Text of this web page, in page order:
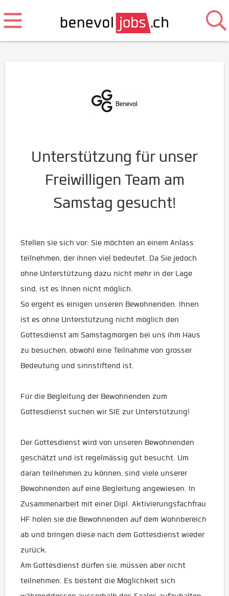
Unterstützung für unser
Freiwilligen Team am
Samstag gesucht!
Stellen sie sich vor: Sie möchten an einem Anlass
teilnehmen, der ihnen viel bedeutet. Da Sie jedoch
ohne Unterstützung dazu nicht mehr in der Lage
sind, ist es Ihnen nicht möglich.
So ergeht es einigen unseren Bewohnenden. Ihnen
ist es ohne Unterstützung nicht möglich den
Gottesdienst am Samstagmorgen bei uns ihm Haus
zu besuchen, obwohl eine Teilnahme von grosser
Bedeutung und sinnstiftend ist.
Für die Begleitung der Bewohnenden zum
Gottesdienst suchen wir SIE zur Unterstützung!
Der Gottesdienst wird von unseren Bewohnenden
geschätzt und ist regelmässig gut besucht. Um
daran teilnehmen zu können, sind viele unserer
Bewohnenden auf eine Begleitung angewiesen. In
Zusammenarbeit mit einer Dipl. Aktivierungsfachfrau
HF holen sie die Bewohnenden auf dem Wohnbereich
ab und bringen diese nach dem Gottesdienst wieder
zurück.
Am Gottesdienst dürfen sie, müssen aber nicht
teilnehmen. Es besteht die Möglichkeit sich